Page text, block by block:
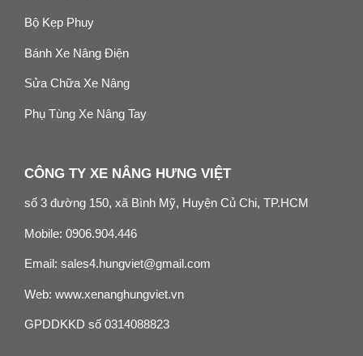
Bộ Kẹp Phuy
Bánh Xe Nâng Điện
Sửa Chữa Xe Nâng
Phụ Tùng Xe Nâng Tay
CÔNG TY XE NÂNG HƯNG VIỆT
số 3 đường 150, xã Bình Mỹ, Huyện Củ Chi, TP.HCM
Mobile: 0906.904.446
Email: sales4.hungviet@gmail.com
Web: www.xenanghungviet.vn
GPDDKKD số 0314088823